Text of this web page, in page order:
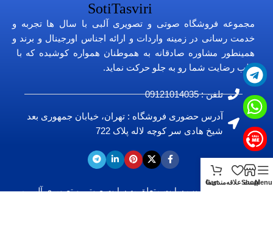
مجموعه فروشگاه صوتی و تصویری آلبی با سال ها تجربه و
خدمت رسانی در زمینه واردات و ارائه اجناس اورجینال و برند و
همینطور مشاوره صادقانه به هموطنان همواره کوشیده که با
جلب رضایت شما رو به جلو حرکت نماید.
تلفن : 09121014035
آدرس حضوری فروشگاه : تهران، خیابان جمهوری بعد
شیخ هادی سر کوچه لاله پلاک 722
تمامی حقوق این وب سایت متعلق بهسایت صوتی و تصویری آلبیمی
Menu
Shop
لیست علاقه‌مندی‌ها
Cart